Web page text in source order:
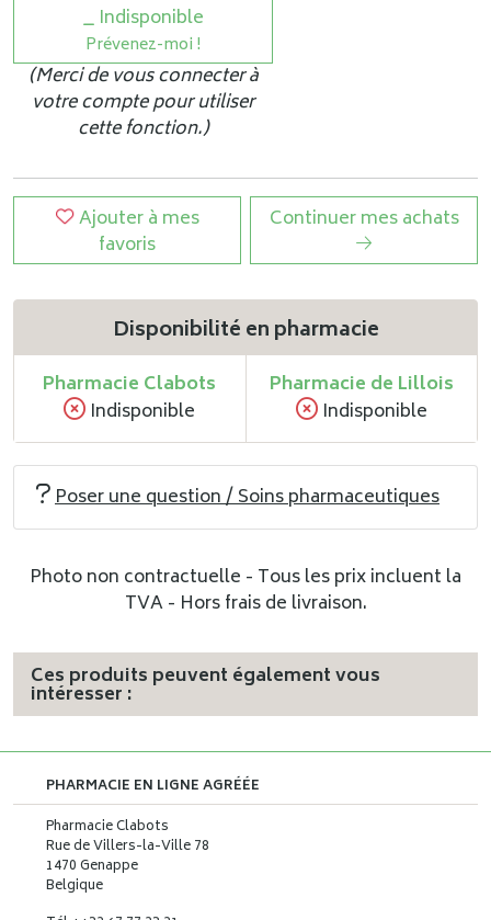
Indisponible
Prévenez-moi !
(Merci de vous connecter à
votre compte pour utiliser
cette fonction.)
Ajouter à mes
favoris
Continuer mes achats
Disponibilité en pharmacie
Pharmacie Clabots
Indisponible
Pharmacie de Lillois
Indisponible
Poser une question / Soins pharmaceutiques
Photo non contractuelle - Tous les prix incluent la
TVA - Hors frais de livraison.
Ces produits peuvent également vous
intéresser :
PHARMACIE EN LIGNE AGRÉÉE
Pharmacie Clabots
Rue de Villers-la-Ville 78
1470 Genappe
Belgique